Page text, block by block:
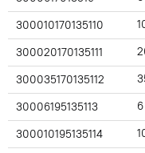
300010170135110
300020170135111
300035170135112
30006195135113 6
300010195135114